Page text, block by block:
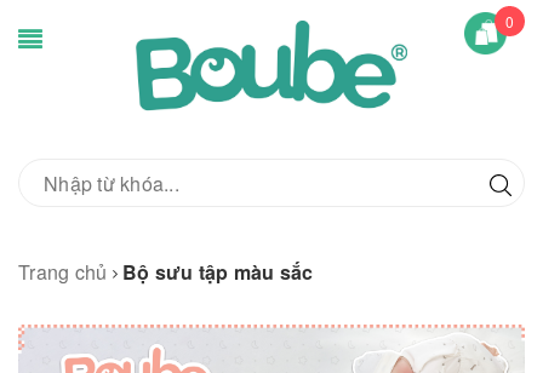
0
Trang chủ Bộ sưu tập màu sắc